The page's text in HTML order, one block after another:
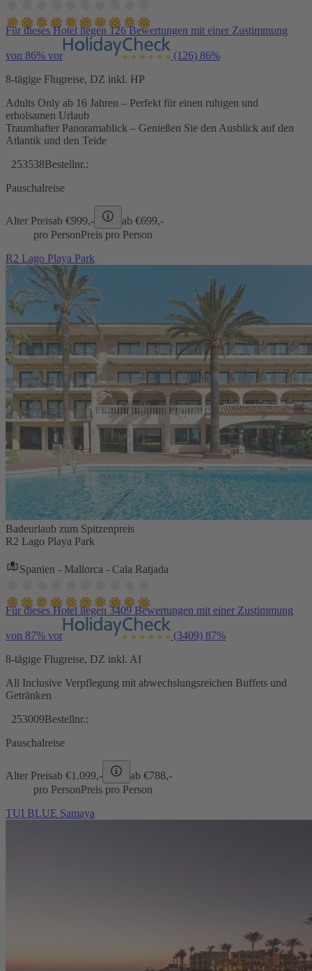
Für dieses Hotel liegen 126 Bewertungen mit einer Zustimmung
von 86% vor (126) 86%
8-tägige Flugreise, DZ inkl. HP
Adults Only ab 16 Jahren – Perfekt für einen ruhigen und
erholsamen Urlaub
Traumhafter Panoramablick – Genießen Sie den Ausblick auf den
Atlantik und den Teide
253538Bestellnr.:
Pauschalreise
Alter Preisab €999,- ab €699,-
pro PersonPreis pro Person
R2 Lago Playa Park
Badeurlaub zum Spitzenpreis
R2 Lago Playa Park
Spanien - Mallorca - Cala Ratjada
Für dieses Hotel liegen 3409 Bewertungen mit einer Zustimmung
von 87% vor (3409) 87%
8-tägige Flugreise, DZ inkl. AI
All Inclusive Verpflegung mit abwechslungsreichen Buffets und
Getränken
253009Bestellnr.:
Pauschalreise
Alter Preisab €1.099,- ab €788,-
pro PersonPreis pro Person
TUI BLUE Samaya